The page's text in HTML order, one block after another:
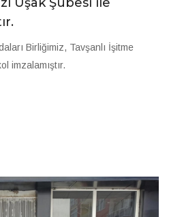
Birliğimiz, Tavşanlı İşitme
imzalamıştır.